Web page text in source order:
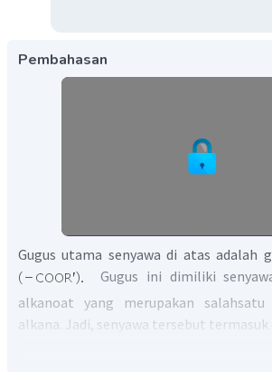
Pembahasan
Gugus utama senyawa di atas adalah
Gugus ini dimiliki
alkanoat yang merupakan salahsatu
alkana. Jadi, senyawa tersebut termasuk